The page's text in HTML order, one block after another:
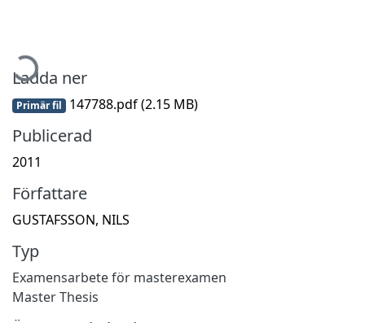
Ladda ner
Primär fil 147788.pdf(2.15 MB)
Publicerad
2011
Författare
GUSTAFSSON, NILS
Typ
Examensarbete för masterexamen
Master Thesis